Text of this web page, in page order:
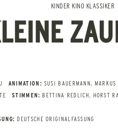
KINDER KINO KLASSIKER
ANIMATION: SUSI BAUERMANN,
STIMMEN: BETTINA REDLICH, HORST
DEUTSCHE ORIGINALFASSUNG